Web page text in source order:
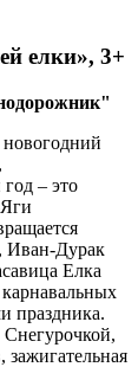
елки», 3+
– это
Иван-Дурак
Елка
праздника.
зажигательная